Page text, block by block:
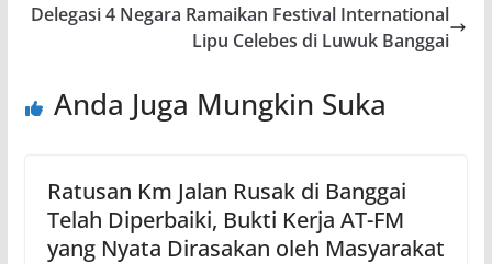
Delegasi 4 Negara Ramaikan Festival International
Lipu Celebes di Luwuk Banggai
Anda Juga Mungkin Suka
Ratusan Km Jalan Rusak di Banggai
Telah Diperbaiki, Bukti Kerja AT-FM
yang Nyata Dirasakan oleh Masyarakat